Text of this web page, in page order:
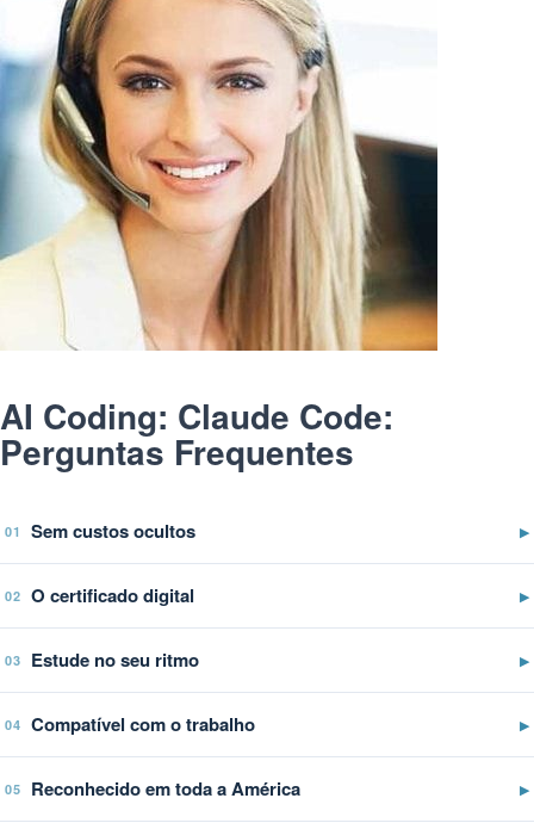
AI Coding: Claude Code:
Perguntas Frequentes
01 Sem custos ocultos ▶
02 O certificado digital ▶
03 Estude no seu ritmo ▶
04 Compatível com o trabalho ▶
05 Reconhecido em toda a América ▶